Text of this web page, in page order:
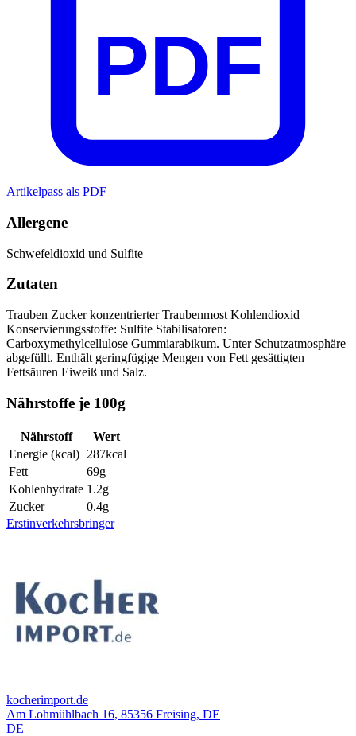
PDF
Artikelpass als PDF
Allergene
Schwefeldioxid und Sulfite
Zutaten
Trauben Zuckerkonzentrierter Traubenmost Kohlendioxid
Konservierungsstoffe: Sulfite Stabilisatoren:
Carboxymethylcellulose Gummiarabikum. Unter Schutzatmosphäre
abgefüllt. Enthält geringfügige Mengen von Fett gesättigten
Fettsäuren Eiweiß und Salz.
Nährstoffe je 100g
Nährstoff
Wert
Energie (kcal) 287kcal
Fett
69g
Kohlenhydrate 1.2g
Zucker
0.4g
Erstinverkehrsbringer
kocherimport.de
Am Lohmühlbach 16, 85356 Freising, DE
DE